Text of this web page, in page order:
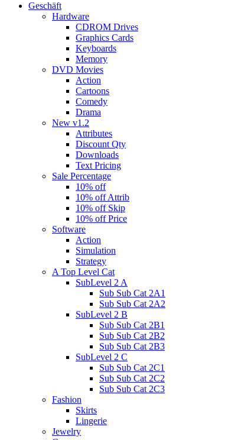
Geschäft
Hardware
CDROM Drives
Graphics Cards
Keyboards
Memory
DVD Movies
Action
Cartoons
Comedy
Drama
New v1.2
Attributes
Discount Qty
Downloads
Text Pricing
Sale Percentage
10% off
10% off Attrib
10% off Skip
10% off Price
Software
Action
Simulation
Strategy
A Top Level Cat
SubLevel 2 A
Sub Sub Cat 2A1
Sub Sub Cat 2A2
SubLevel 2 B
Sub Sub Cat 2B1
Sub Sub Cat 2B2
Sub Sub Cat 2B3
SubLevel 2 C
Sub Sub Cat 2C1
Sub Sub Cat 2C2
Sub Sub Cat 2C3
Fashion
Skirts
Lingerie
Jewelry